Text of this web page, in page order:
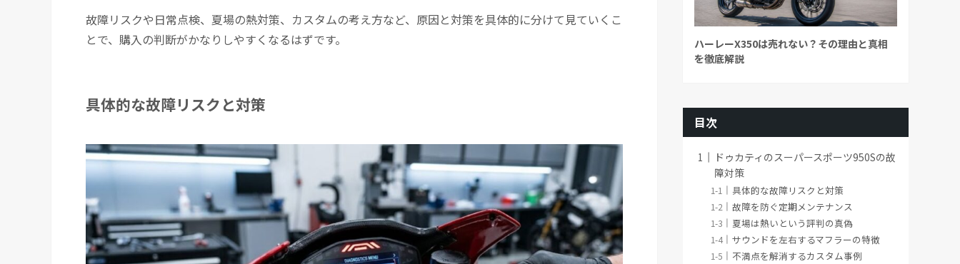
故障リスクや日常点検、夏場の熱対策、カスタムの考え方など、原因と対策を具体的に分けて見ていくこ
とで、購入の判断がかなりしやすくなるはずです。
具体的な故障リスクと対策
ハーレーX350は売れない？その理由と真相
を徹底解説
目次
ドゥカティのスーパースポーツ950Sの故
障対策
具体的な故障リスクと対策
故障を防ぐ定期メンテナンス
夏場は熱いという評判の真偽
サウンドを左右するマフラーの特徴
不満点を解消するカスタム事例